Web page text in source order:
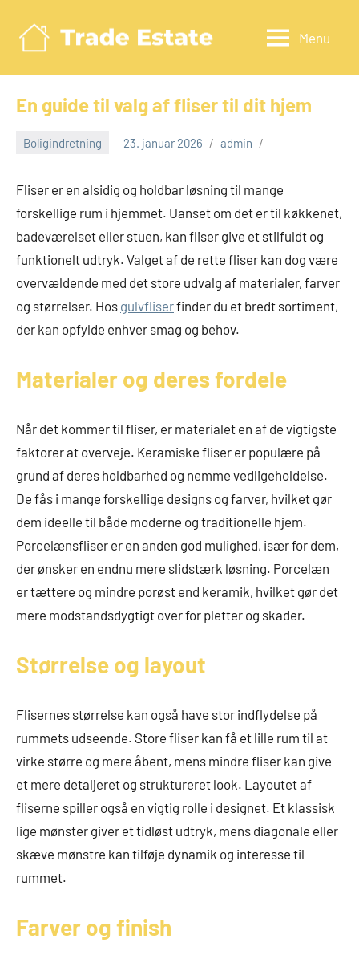
indhold
Menu
En guide til valg af fliser til dit hjem
Boligindretning 23. januar 2026 admin
Fliser er en alsidig og holdbar løsning til mange
forskellige rum i hjemmet. Uanset om det er til køkkenet,
badeværelset eller stuen, kan fliser give et stilfuldt og
funktionelt udtryk. Valget af de rette fliser kan dog være
overvældende med det store udvalg af materialer, farver
og størrelser. Hos gulvfliserfinder du et bredt sortiment,
der kan opfylde enhver smag og behov.
Materialer og deres fordele
Når det kommer til fliser, er materialet en af de vigtigste
faktorer at overveje. Keramiske fliser er populære på
grund af deres holdbarhed og nemme vedligeholdelse.
De fås i mange forskellige designs og farver, hvilket gør
dem ideelle til både moderne og traditionelle hjem.
Porcelænsfliser er en anden god mulighed, især for dem,
der ønsker en endnu mere slidstærk løsning. Porcelæn
er tættere og mindre porøst end keramik, hvilket gør det
mere modstandsdygtigt over for pletter og skader.
Størrelse og layout
Flisernes størrelse kan også have stor indflydelse på
rummets udseende. Store fliser kan få et lille rum til at
virke større og mere åbent, mens mindre fliser kan give
et mere detaljeret og struktureret look. Layoutet af
fliserne spiller også en vigtig rolle i designet. Et klassisk
lige mønster giver et tidløst udtryk, mens diagonale eller
skæve mønstre kan tilføje dynamik og interesse til
rummet.
Farver og finish